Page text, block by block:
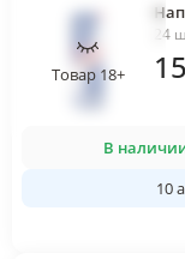
Товар 18+
24
В
10